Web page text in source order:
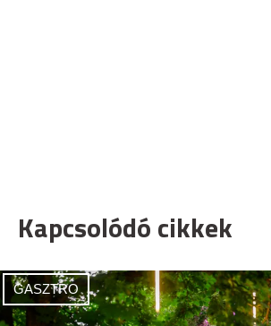
Kapcsolódó cikkek
GASZTRO